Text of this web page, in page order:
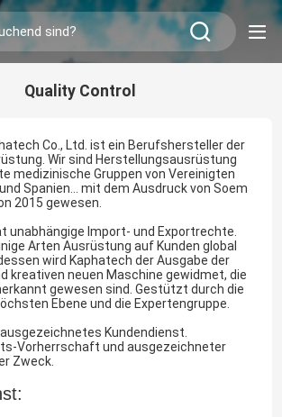
Quality Control
Co., Ltd. ist ein Berufshersteller der
Wir sind Herstellungsausrüstung
medizinische Gruppen von Vereinigten
Spanien… mit dem Ausdruck von Soem
2015 gewesen.
unabhängige Import- und Exportrechte.
Arten Ausrüstung auf Kunden global
wird Kaphatech der Ausgabe der
kreativen neuen Maschine gewidmet, die
gewesen sind. Gestützt durch die
Ebene und die Expertengruppe.
Kundendienst.
Vorherrschaft und ausgezeichneter
Zweck.